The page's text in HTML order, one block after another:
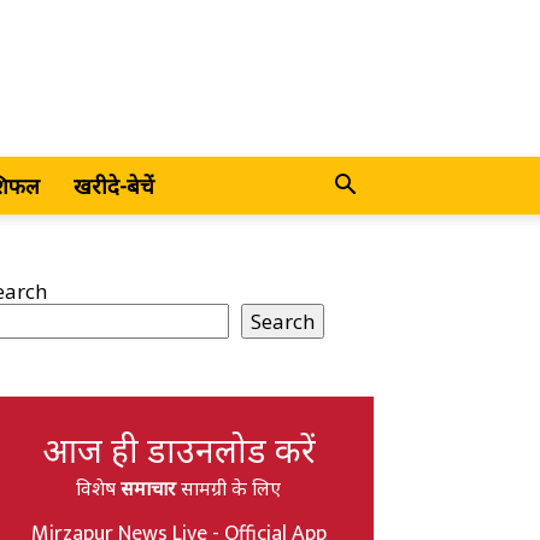
खरीदे-बेचें
Search
आज ही डाउनलोड करें
विशेषसमाचारसामग्री के लिए